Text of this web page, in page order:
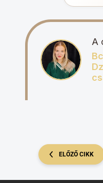
A
ELŐZŐ CIKK